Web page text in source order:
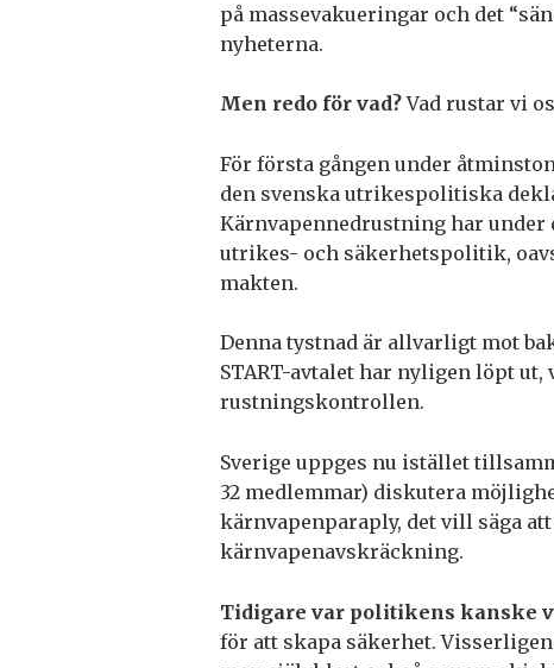
på mass­evakueringar och det
nyheterna.
Men redo för vad?Vad rustar vi
För första gången under
den svenska utrikespolitiska
Kärnvapennedrustning har
utrikes- och säkerhetspolitik,
makten.
Denna tystnad är allvarligt mot
START-avtalet har nyligen löpt
rustningskontrollen.
Sverige uppges nu istället
32 medlemmar) diskutera
kärnvapenparaply, det vill säga
kärnvapenavskräckning.
Tidigare var politikens kanske
för att skapa säkerhet.